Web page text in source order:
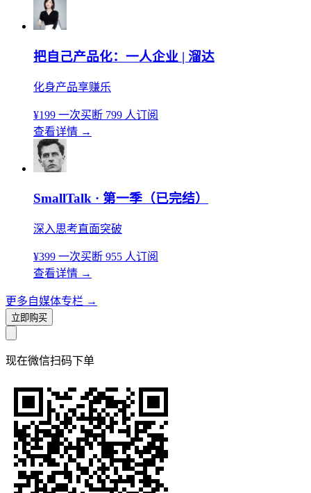
把自己产品化：一人企业 | 溜达
化身产品享赚乐
¥199 一次买断 799 人订阅
查看详情 →
SmallTalk · 第一季（已完结）
深入思考直面突破
¥399 一次买断 955 人订阅
查看详情 →
更多自媒体专栏 →
立即购买
现在微信扫码下单